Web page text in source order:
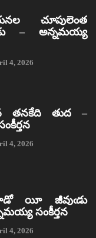
చూపులెంత
– అన్నమయ్య
4, 2026
తనకేది తుద –
4, 2026
యీ జీవుఁడు
సంకీర్తన
4, 2026